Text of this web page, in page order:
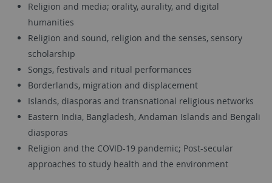
Religion and media; orality, aurality, and digital
humanities
Religion and sound, religion and the senses, sensory
scholarship
Songs, festivals and ritual performances
Borderlands, migration and displacement
Islands, diasporas and transnational religious networks
Eastern India, Bangladesh, Andaman Islands and Bengali
diasporas
Religion and the COVID-19 pandemic; Post-secular
approaches to study health and the environment